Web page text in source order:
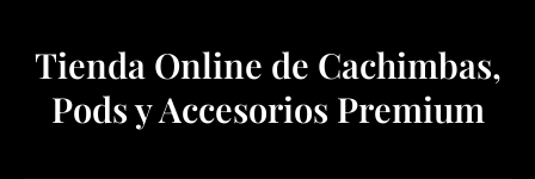
Tienda Online de Cachimbas,
Pods y Accesorios Premium